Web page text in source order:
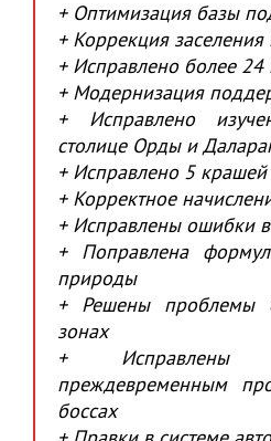
+ Оптимизация базы
+ Коррекция
+ Исправлено более 24
+ Модернизация
+ Исправлено
столице Орды и
+ Исправлено 5 крашей
+ Корректное
+ Исправлены ошибки
+ Поправлена
природы
+ Решены проблемы
зонах
+ Исправлены
преждевременным
боссах